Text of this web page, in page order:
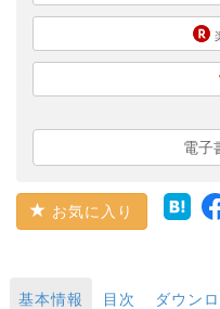
電子
お気に入り
基本情報 目次 ダウン